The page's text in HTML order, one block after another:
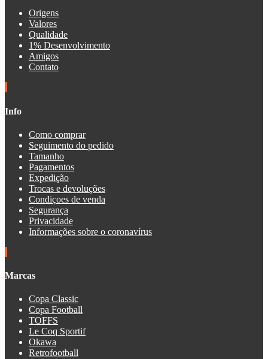
Origens
Valores
Qualidade
1% Desenvolvimento
Amigos
Contato
Info
Como comprar
Seguimento do pedido
Tamanho
Pagamentos
Expedição
Trocas e devoluções
Condiçoes de venda
Segurança
Privacidade
Informações sobre o coronavírus
Marcas
Copa Classic
Copa Football
TOFFS
Le Coq Sportif
Okawa
Retrofootball